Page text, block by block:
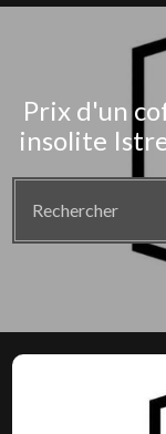
Prix d'un
insolite
Rechercher